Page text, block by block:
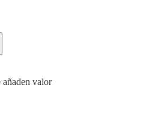
añaden valor